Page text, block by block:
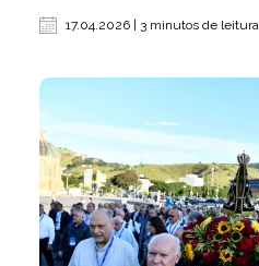
17.04.2026 | 3 minutos de leitura